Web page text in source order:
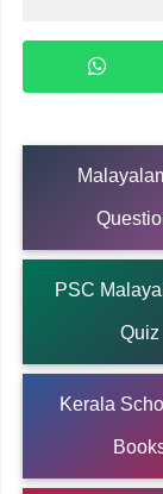
PSC
Quiz
Kerala